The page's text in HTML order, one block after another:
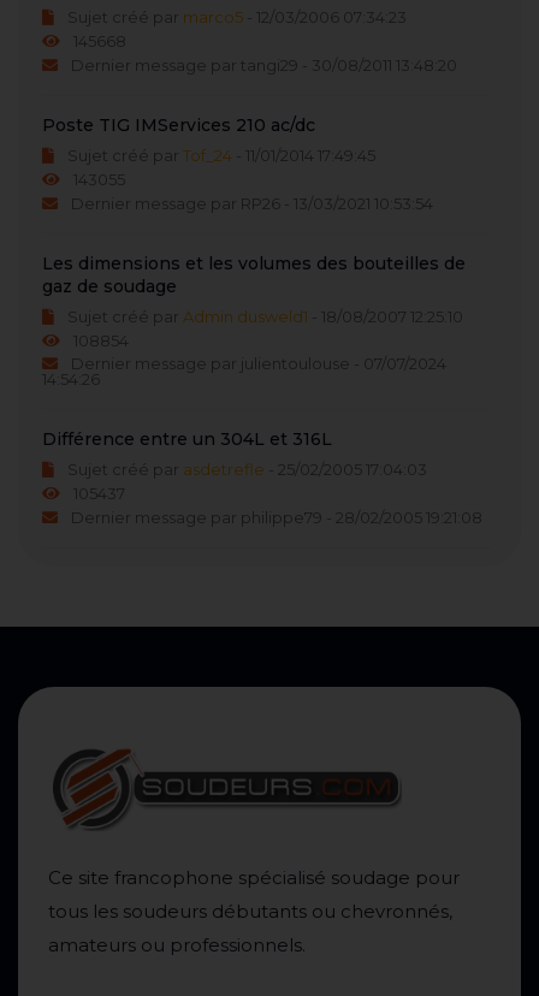
Sujet créé par marco5 - 12/03/2006 07:34:23
145668
Dernier message par tangi29 - 30/08/2011 13:48:20
Poste TIG IMServices 210 ac/dc
Sujet créé par Tof_24 - 11/01/2014 17:49:45
143055
Dernier message par RP26 - 13/03/2021 10:53:54
Les dimensions et les volumes des bouteilles de
gaz de soudage
Sujet créé par Admin dusweld1 - 18/08/2007 12:25:10
108854
Dernier message par julientoulouse - 07/07/2024
14:54:26
Différence entre un 304L et 316L
Sujet créé par asdetrefle - 25/02/2005 17:04:03
105437
Dernier message par philippe79 - 28/02/2005 19:21:08
Ce site francophone spécialisé soudage pour
tous les soudeurs débutants ou chevronnés,
amateurs ou professionnels.